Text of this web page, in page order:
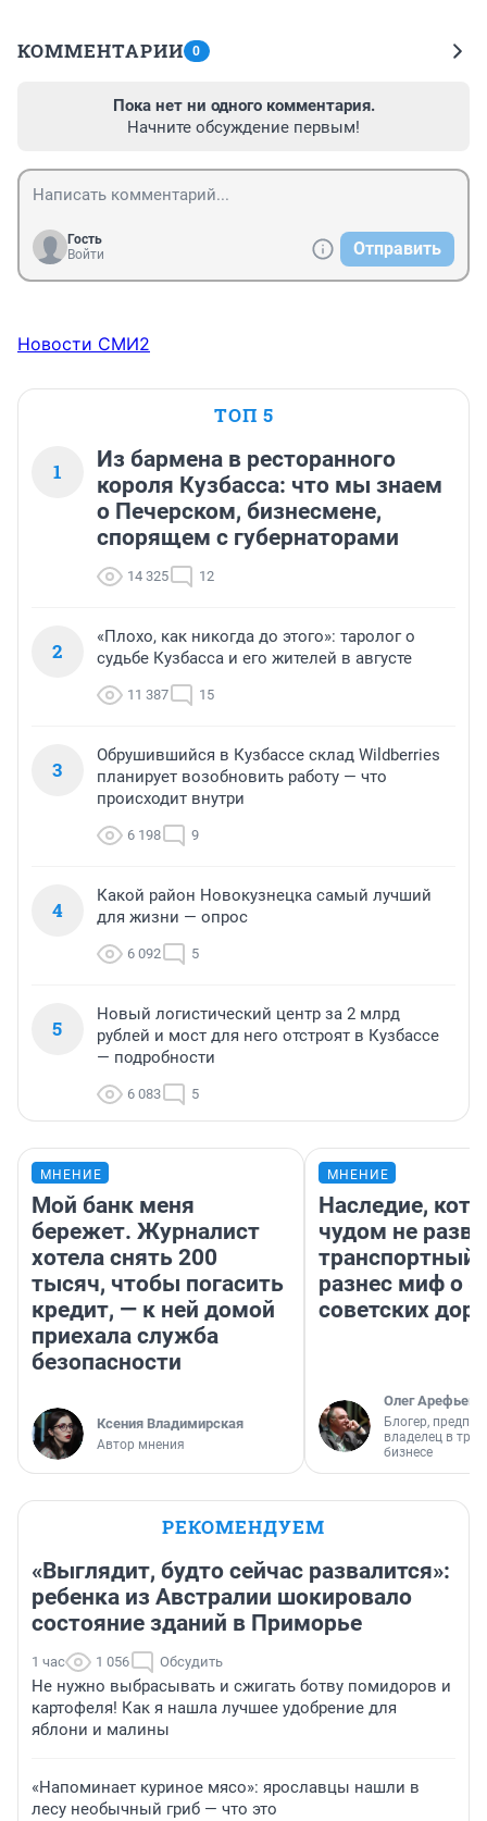
КОММЕНТАРИИ 0
Пока нет ни одного комментария.
Начните обсуждение первым!
Гость
Войти
Отправить
Новости СМИ2
ТОП 5
1
Из бармена в ресторанного
короля Кузбасса: что мы знаем
о Печерском, бизнесмене,
спорящем с губернаторами
14 325 12
2
«Плохо, как никогда до этого»: таролог о
судьбе Кузбасса и его жителей в августе
11 387 15
3
Обрушившийся в Кузбассе склад Wildberries
планирует возобновить работу — что
происходит внутри
6 198 9
4
Какой район Новокузнецка самый лучший
для жизни — опрос
6 092 5
5
Новый логистический центр за 2 млрд
рублей и мост для него отстроят в Кузбассе
— подробности
6 083 5
МНЕНИЕ
Мой банк меня
бережет. Журналист
хотела снять 200
тысяч, чтобы погасить
кредит, — к ней домой
приехала служба
безопасности
Ксения Владимирская
Автор мнения
МНЕНИЕ
Наследие,
чудом не
транспортный
разнес миф о
советских
Олег Арефьев
Блогер,
владелец в
бизнесе
РЕКОМЕНДУЕМ
«Выглядит, будто сейчас развалится»:
ребенка из Австралии шокировало
состояние зданий в Приморье
1 час 1 056 Обсудить
Не нужно выбрасывать и сжигать ботву помидоров и
картофеля! Как я нашла лучшее удобрение для
яблони и малины
«Напоминает куриное мясо»: ярославцы нашли в
лесу необычный гриб — что это